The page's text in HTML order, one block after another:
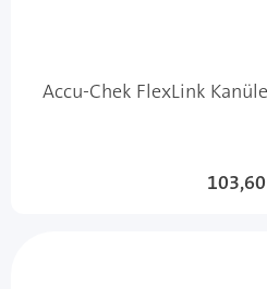
Accu-Chek FlexLink